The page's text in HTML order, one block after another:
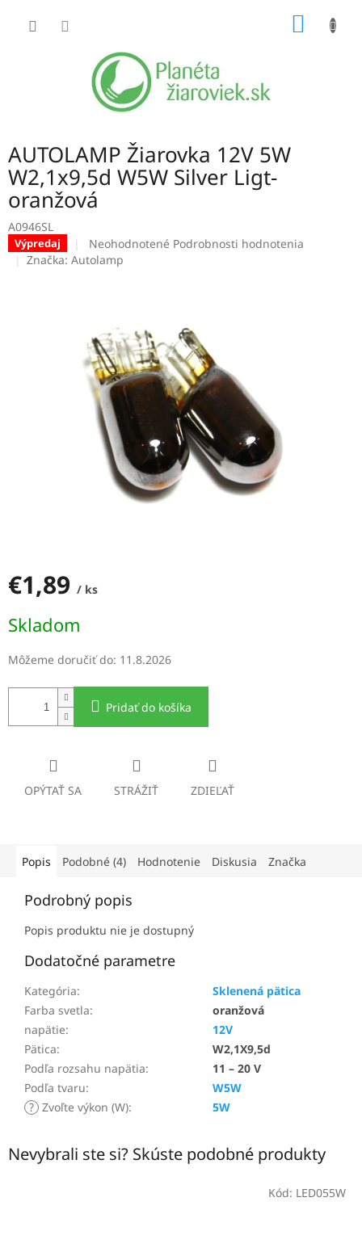
AUTOLAMP Žiarovka 12V 5W
W2,1x9,5d W5W Silver Ligt-
oranžová
A0946SL
Výpredaj
Priemerné
hodnotenie
5
hviezdičiek.
Neohodnotené Podrobnosti hodnotenia
Značka: Autolamp
€1,89 / ks
cena:
Skladom
Môžeme doručiť do: 11.8.2026
Pridať do košíka
OPÝTAŤ SA STRÁŽIŤ ZDIEĽAŤ
Popis Podobné (4) Hodnotenie Diskusia Značka
Podrobný popis
Popis produktu nie je dostupný
Dodatočné parametre
Kategória:
Sklenená pätica
Farba svetla:
oranžová
napätie:
12V
Pätica:
W2,1X9,5d
Podľa rozsahu napätia:
11 – 20 V
Podľa tvaru:
W5W
? Zvoľte výkon (W): 5W
Nevybrali ste si? Skúste podobné produkty
Kód: LED055W